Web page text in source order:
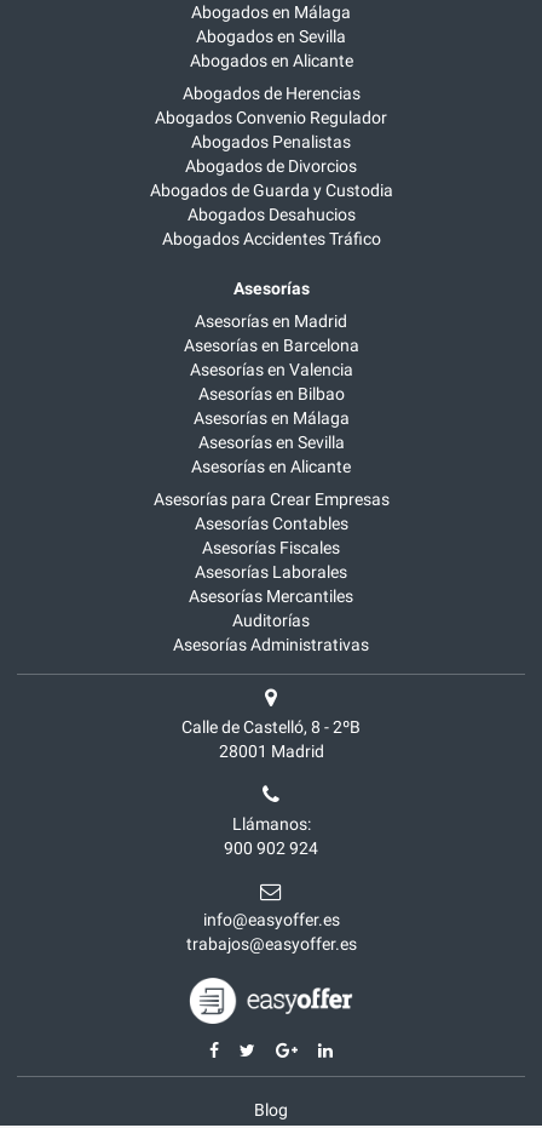
Abogados en Málaga
Abogados en Sevilla
Abogados en Alicante
Abogados de Herencias
Abogados Convenio Regulador
Abogados Penalistas
Abogados de Divorcios
Abogados de Guarda y Custodia
Abogados Desahucios
Abogados Accidentes Tráfico
Asesorías
Asesorías en Madrid
Asesorías en Barcelona
Asesorías en Valencia
Asesorías en Bilbao
Asesorías en Málaga
Asesorías en Sevilla
Asesorías en Alicante
Asesorías para Crear Empresas
Asesorías Contables
Asesorías Fiscales
Asesorías Laborales
Asesorías Mercantiles
Auditorías
Asesorías Administrativas
Calle de Castelló, 8 - 2ºB
28001 Madrid
Llámanos:
900 902 924
info@easyoffer.es
trabajos@easyoffer.es
Blog